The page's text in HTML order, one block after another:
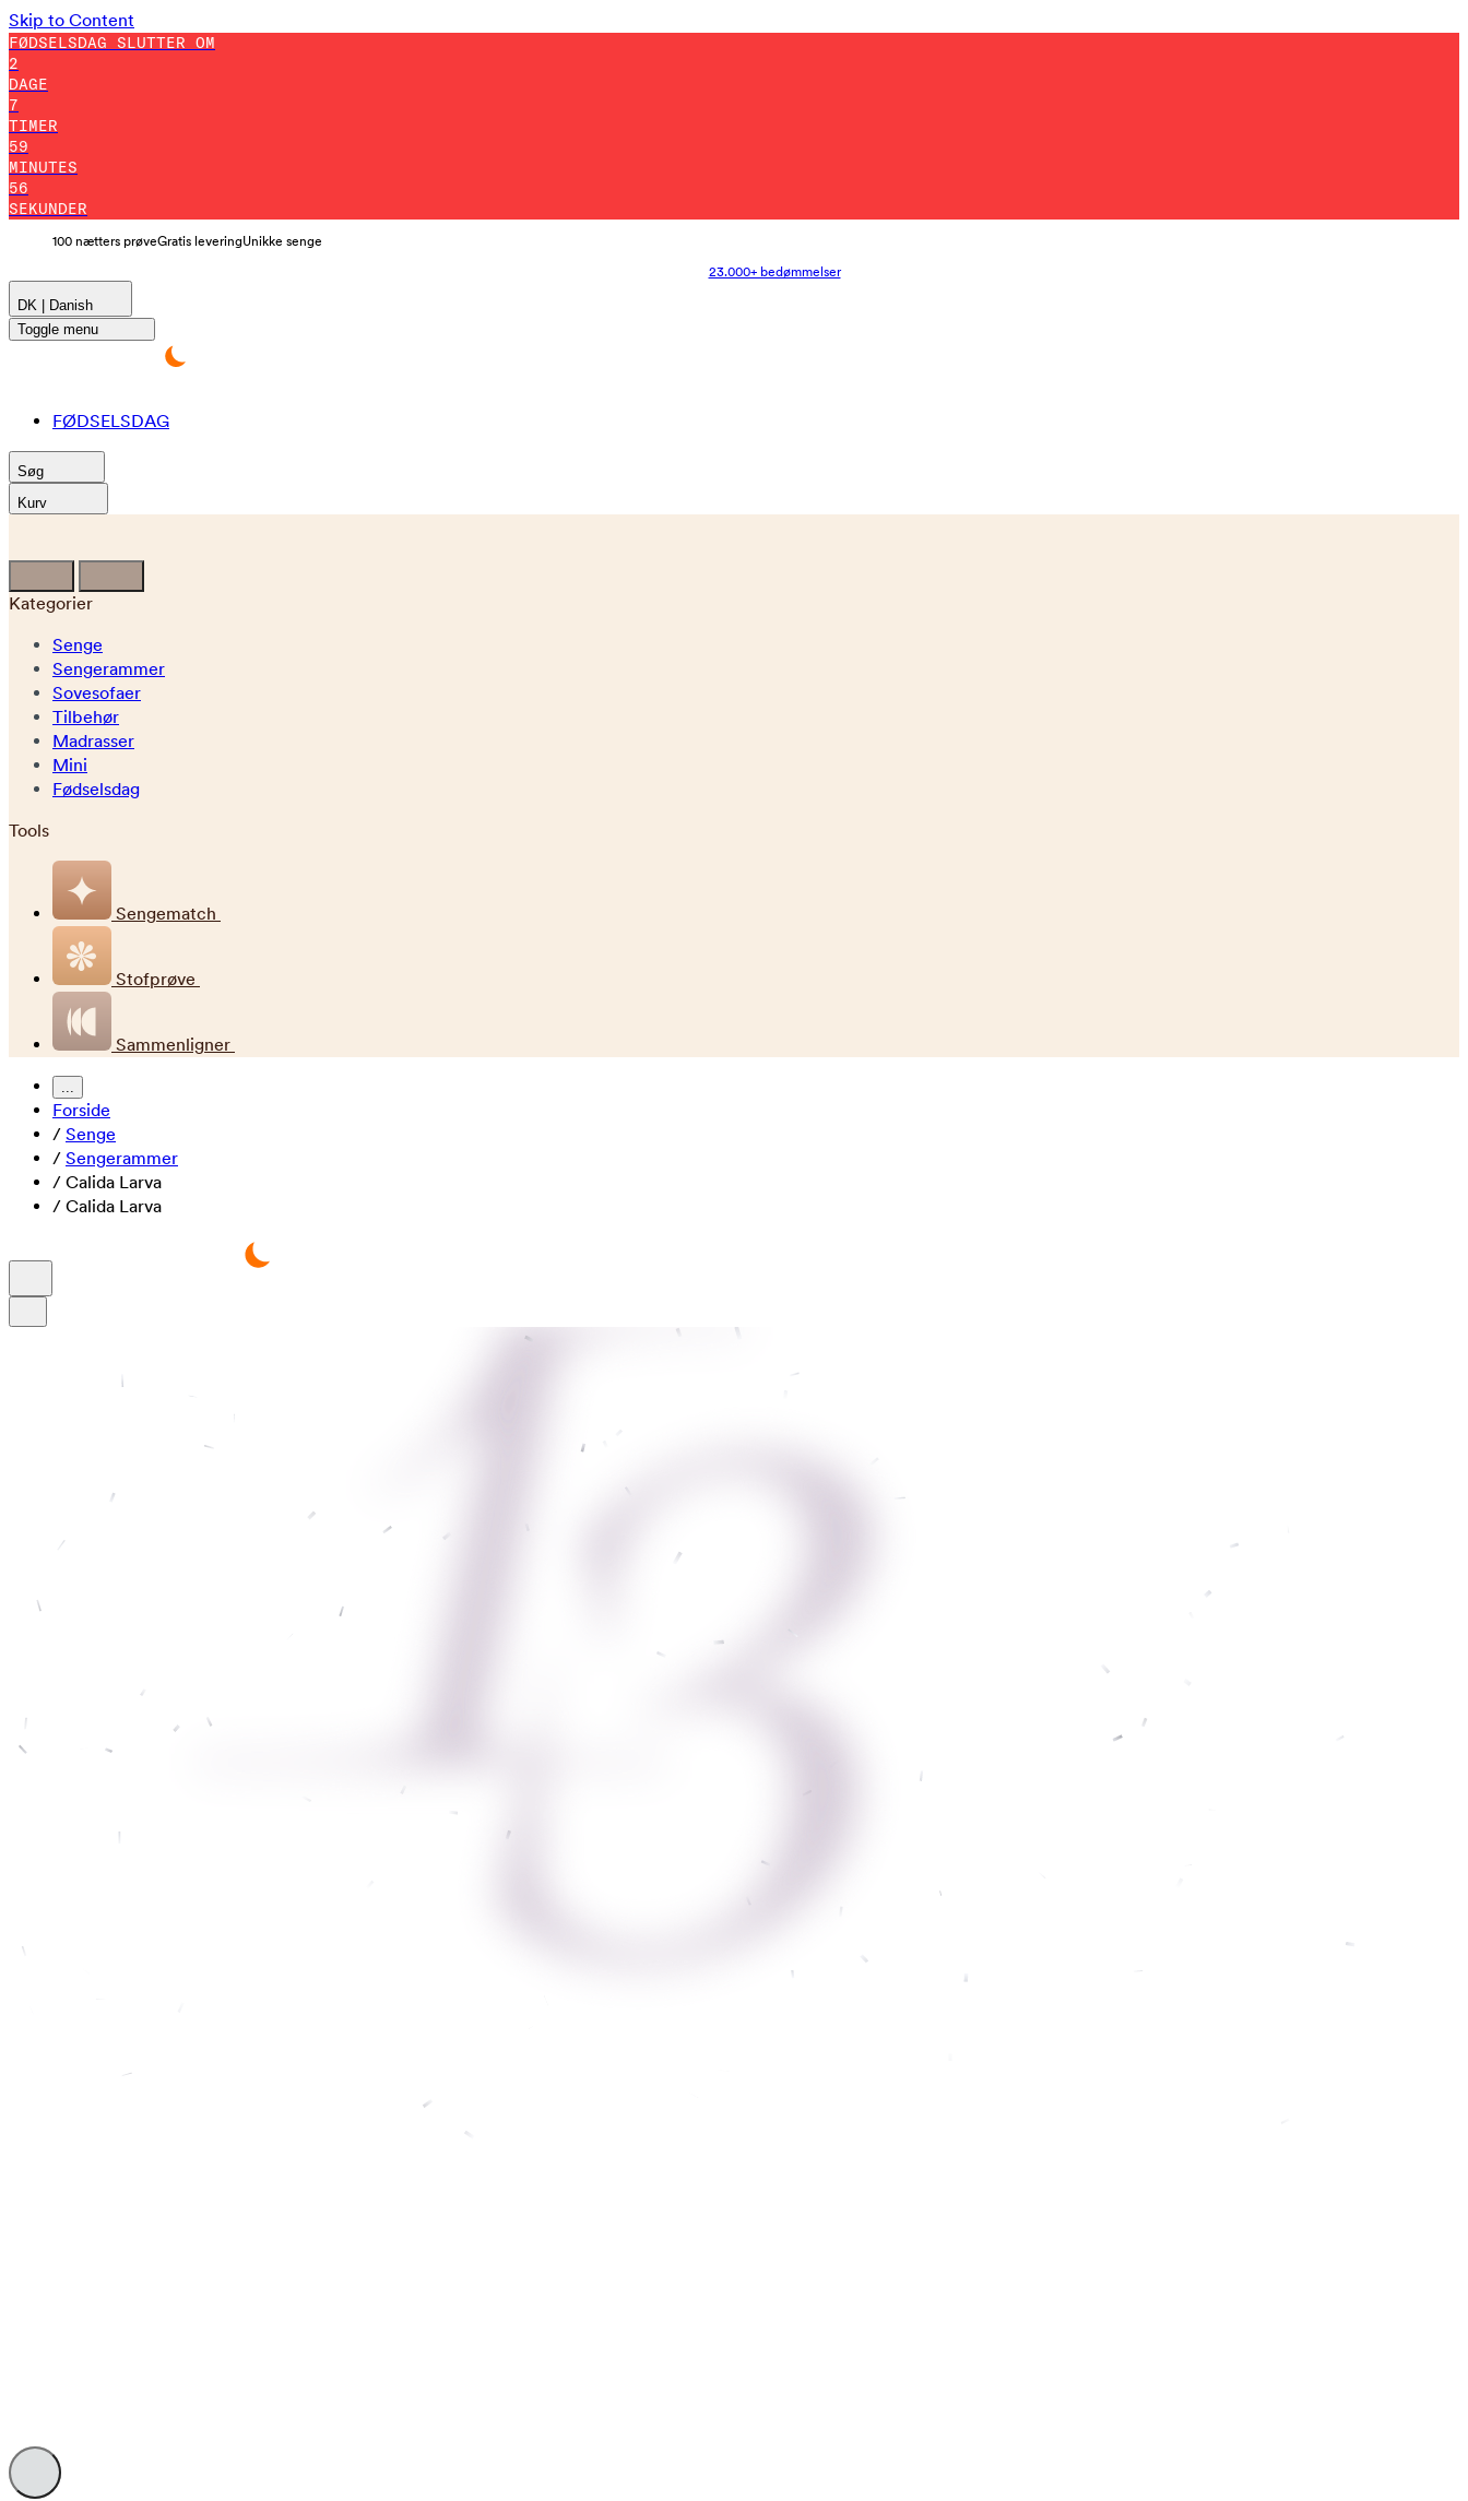
Skip to Content
FØDSELSDAG SLUTTER OM
2
DAGE
7
TIMER
59
MINUTES
54
SEKUNDER
100 nætters prøveGratis leveringUnikke senge
23.000+ bedømmelser
DK | Danish
Toggle menu
FØDSELSDAG
Søg
Kurv
Kategorier
Senge
Sengerammer
Sovesofaer
Tilbehør
Madrasser
Mini
Fødselsdag
Tools
Sengematch
Stofprøve
Sammenligner
...
Forside
/ Senge
/ Sengerammer
/ Calida Larva
/ Calida Larva